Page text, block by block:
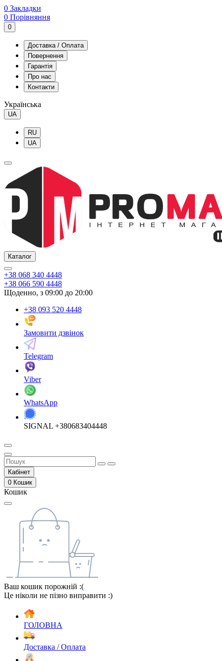
0 Закладки
0 Порівняння
0
Доставка / Оплата
Повернення
Гарантія
Про нас
Контакти
Українська
UA
RU
UA
Каталог
+38 068 340 4448
+38 066 590 4448
Щоденно, з 09:00 до 20:00
+38 093 520 4448
Замовити дзвінок
Telegram
Viber
WhatsApp
SIGNAL +380683404448
Кабінет
0 Кошик
Кошик
Ваш кошик порожній :(
Це ніколи не пізно виправити :)
ГОЛОВНА
Доставка / Оплата